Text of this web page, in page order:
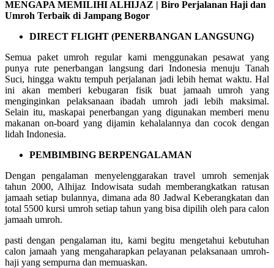
MENGAPA MEMILIHI ALHIJAZ | Biro Perjalanan Haji dan
Umroh Terbaik di Jampang Bogor
DIRECT FLIGHT (PENERBANGAN LANGSUNG)
Semua paket umroh regular kami menggunakan pesawat yang
punya rute penerbangan langsung dari Indonesia menuju Tanah
Suci, hingga waktu tempuh perjalanan jadi lebih hemat waktu. Hal
ini akan memberi kebugaran fisik buat jamaah umroh yang
menginginkan pelaksanaan ibadah umroh jadi lebih maksimal.
Selain itu, maskapai penerbangan yang digunakan memberi menu
makanan on-board yang dijamin kehalalannya dan cocok dengan
lidah Indonesia.
PEMBIMBING BERPENGALAMAN
Dengan pengalaman menyelenggarakan travel umroh semenjak
tahun 2000, Alhijaz Indowisata sudah memberangkatkan ratusan
jamaah setiap bulannya, dimana ada 80 Jadwal Keberangkatan dan
total 5500 kursi umroh setiap tahun yang bisa dipilih oleh para calon
jamaah umroh.
pasti dengan pengalaman itu, kami begitu mengetahui kebutuhan
calon jamaah yang mengaharapkan pelayanan pelaksanaan umroh-
haji yang sempurna dan memuaskan.